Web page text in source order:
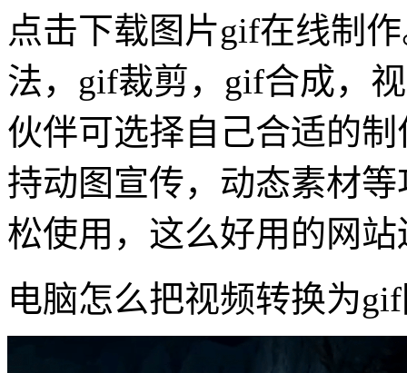
点击下载图片gif在线制
法，gif裁剪，gif合成，
伙伴可选择自己合适的
持动图宣传，动态素材
松使用，这么好用的网
电脑怎么把视频转换为